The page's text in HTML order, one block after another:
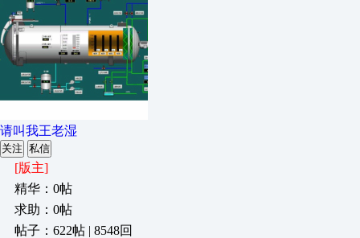
请叫我王老湿
关注 私信
[版主]
精华：0帖
求助：0帖
帖子：622帖 | 8548回